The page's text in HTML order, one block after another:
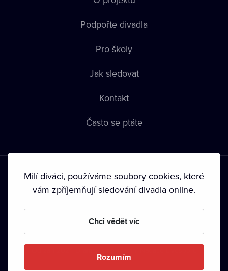
Podpořte divadla
Pro školy
Jak sledovat
Kontakt
Často se ptáte
Podmínky používání • Ochrana soukromí • Zásady používání
• Autorská práva•
Milí diváci, používáme soubory cookies, které
vám zpříjemňují sledování divadla online.
Chci vědět víc
Rozumím